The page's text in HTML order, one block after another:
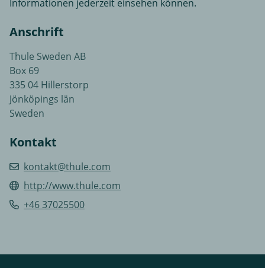
Informationen jederzeit einsehen können.
Anschrift
Thule Sweden AB
Box 69
335 04 Hillerstorp
Jönköpings län
Sweden
Kontakt
kontakt@thule.com
http://www.thule.com
+46 37025500